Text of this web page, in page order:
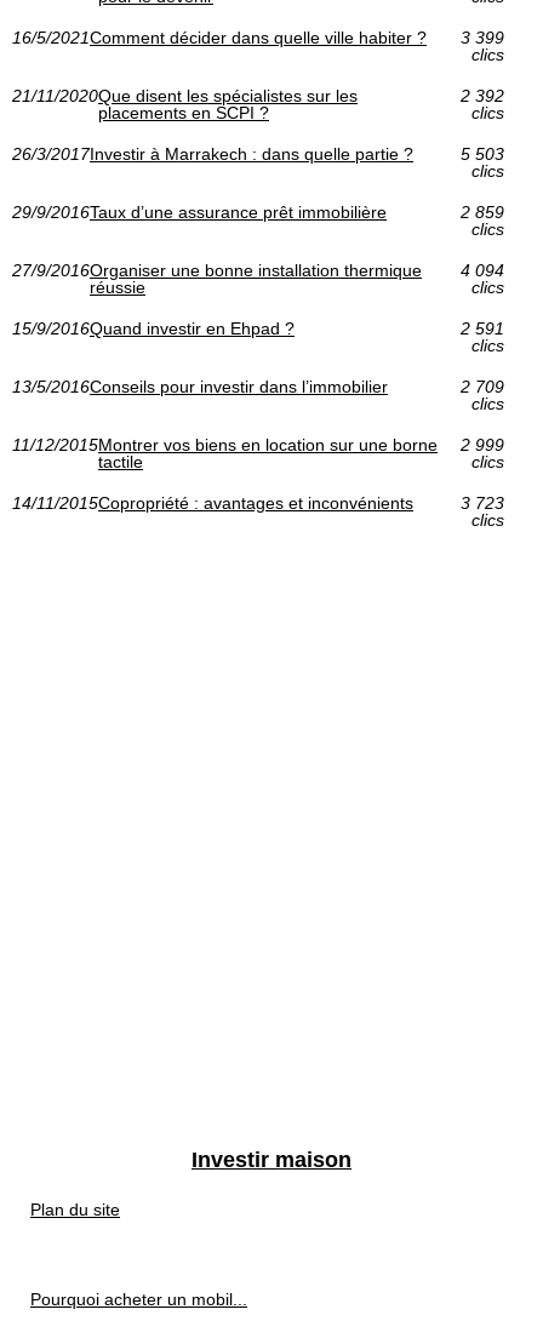
16/5/2021Comment décider dans quelle ville habiter ?
3 399
clics
21/11/2020Que disent les spécialistes sur les
placements en SCPI ?
2 392
clics
26/3/2017Investir à Marrakech : dans quelle partie ?
5 503
clics
29/9/2016Taux d’une assurance prêt immobilière
2 859
clics
27/9/2016Organiser une bonne installation thermique
réussie
4 094
clics
15/9/2016Quand investir en Ehpad ?
2 591
clics
13/5/2016Conseils pour investir dans l’immobilier
2 709
clics
11/12/2015Montrer vos biens en location sur une borne
tactile
2 999
clics
14/11/2015Copropriété : avantages et inconvénients
3 723
clics
Investir maison
Plan du site
Pourquoi acheter un mobil...